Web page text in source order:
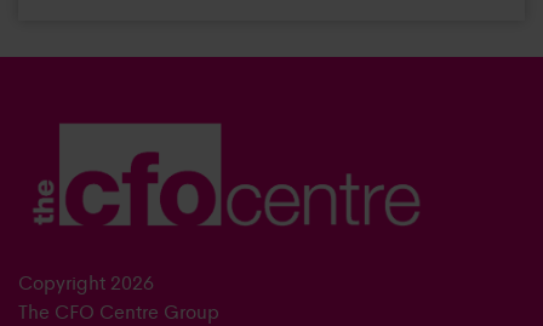
Copyright 2026
The CFO Centre Group